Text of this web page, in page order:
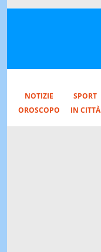
NOTIZIE
SPORT
OROSCOPO
IN CITTÀ